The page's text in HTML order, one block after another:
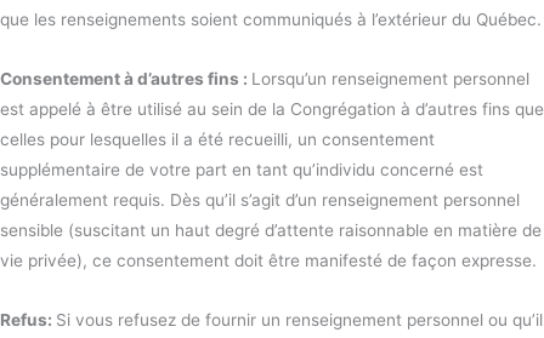
que les renseignements soient communiqués à l’extérieur du Québec.
Consentement à d’autres fins : Lorsqu’un renseignement personnel
est appelé à être utilisé au sein de la Congrégation à d’autres fins que
celles pour lesquelles il a été recueilli, un consentement
supplémentaire de votre part en tant qu’individu concerné est
généralement requis. Dès qu’il s’agit d’un renseignement personnel
sensible (suscitant un haut degré d’attente raisonnable en matière de
vie privée), ce consentement doit être manifesté de façon expresse.
Refus: Si vous refusez de fournir un renseignement personnel ou qu’il